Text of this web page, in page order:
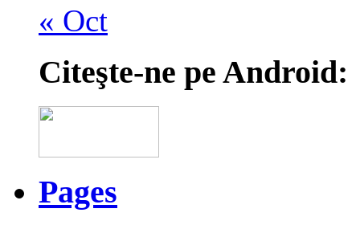
« Oct
Citeşte-ne pe Android:
Pages